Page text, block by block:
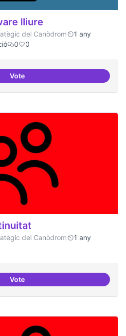
lliure
del Canòdrom
1 any
0 0
VoteComunitat software lliure
del Canòdrom
1 any
VoteComunitat i continuitat